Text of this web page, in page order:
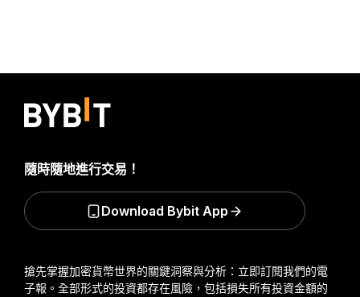
搶先掌握加密貨幣世界的關鍵洞察與分析：立即訂閱我們的電
子報。 全部形式的投資都存在風險，包括損失所有投資金額的
隨時隨地進行交易！
Download Bybit App